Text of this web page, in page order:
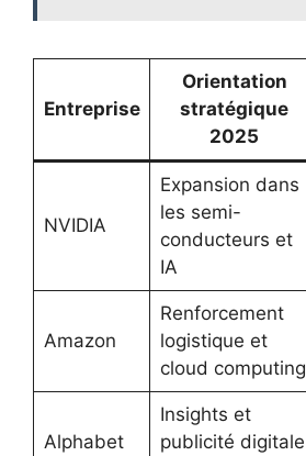
Entreprise
Orientation
stratégique
2025
NVIDIA
Expansion dans
les semi-
conducteurs et
IA
Amazon
Renforcement
logistique et
cloud computing
Alphabet
Insights et
publicité digitale